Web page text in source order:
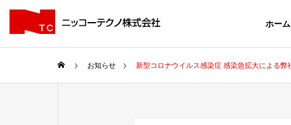
ホーム
お知らせ 新型コロナウイルス感染症 感染急拡大による弊